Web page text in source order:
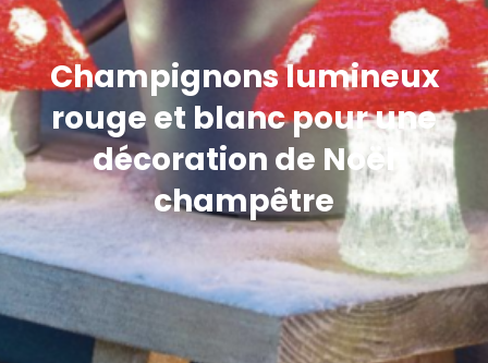
Champignons lumineux
rouge et blanc pour une
décoration de Noël
champêtre